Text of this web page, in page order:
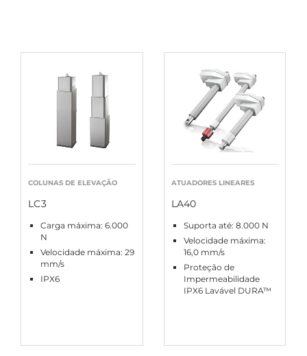
COLUNAS DE ELEVAÇÃO
LC3
Carga máxima: 6.000
N
Velocidade máxima: 29
mm/s
IPX6
ATUADORES LINEARES
LA40
Suporta até: 8.000 N
Velocidade máxima:
16,0 mm/s
Proteção de
Impermeabilidade
IPX6 Lavável DURA™